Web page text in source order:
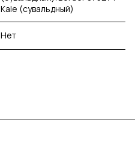
Kale (сувальдный)
Нет